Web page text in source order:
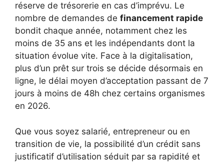
réserve de trésorerie en cas d’imprévu. Le
nombre de demandes de financement rapide
bondit chaque année, notamment chez les
moins de 35 ans et les indépendants dont la
situation évolue vite. Face à la digitalisation,
plus d’un prêt sur trois se décide désormais en
ligne, le délai moyen d’acceptation passant de 7
jours à moins de 48h chez certains organismes
en 2026.
Que vous soyez salarié, entrepreneur ou en
transition de vie, la possibilité d’un crédit sans
justificatif d’utilisation séduit par sa rapidité et